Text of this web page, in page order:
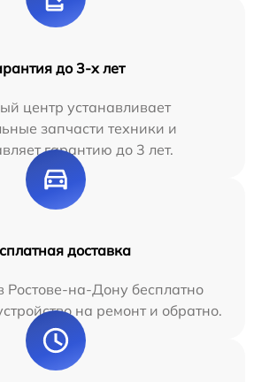
до 3-х лет
центр устанавливает
запчасти техники и
гарантию до 3 лет.
доставка
Ростове-на-Дону бесплатно
на ремонт и обратно.